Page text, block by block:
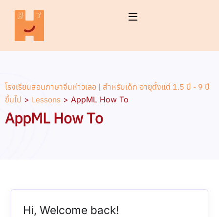
โรงเรียนสอนภาษาจีนห่าวเลอ | สำหรับเด็ก อายุตั้งแต่ 1.5 ปี - 9 ปี
ขึ้นไป > Lessons > AppML How To
AppML How To
Hi, Welcome back!